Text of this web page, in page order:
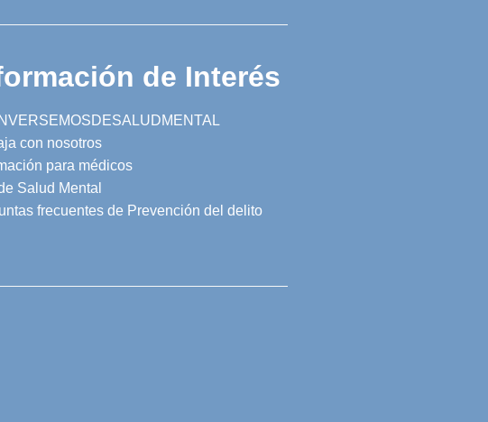
de Interés
con nosotros
para médicos
Salud Mental
frecuentes de Prevención del delito